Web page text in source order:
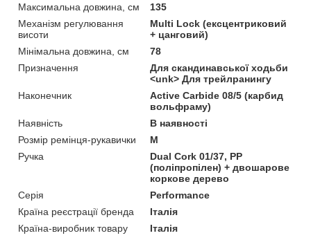
Максимальна довжина, см
135
Механізм регулювання
висоти
Multi Lock (ексцентриковий
+ цанговий)
Мінімальна довжина, см
78
Призначення
Для скандинавської ходьби
<unk> Для трейлранингу
Наконечник
Active Carbide 08/5 (карбид
вольфраму)
Наявність
В наявності
Розмір ремінця-рукавички
M
Ручка
Dual Cork 01/37, PP
(поліпропілен) + двошарове
коркове дерево
Серія
Performance
Країна реєстрації бренда
Італія
Країна-виробник товару
Італія